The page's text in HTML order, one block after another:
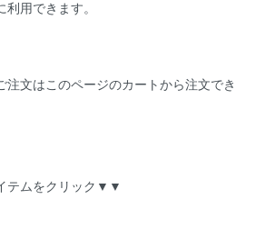
用できます。
注文はこのページのカートから注文でき
テムをクリック▼▼